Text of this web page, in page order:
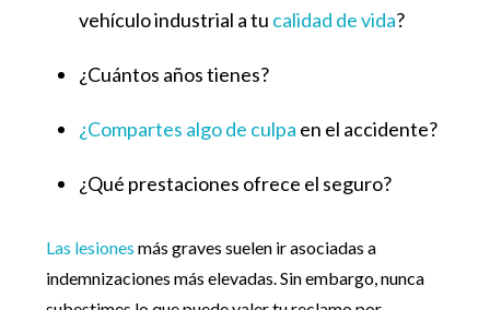
vehículo industrial a tu calidad de vida?
¿Cuántos años tienes?
¿Compartes algo de culpa en el accidente?
¿Qué prestaciones ofrece el seguro?
Las lesiones más graves suelen ir asociadas a
indemnizaciones más elevadas. Sin embargo, nunca